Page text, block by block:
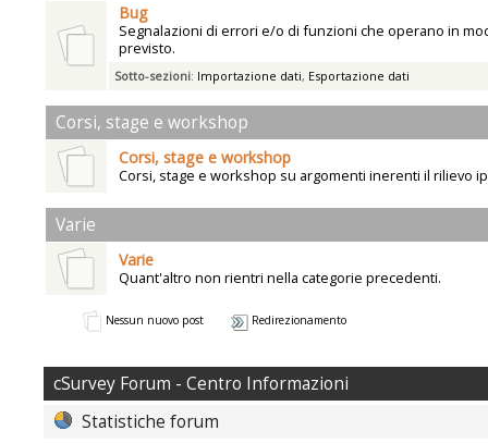
Bug
Segnalazioni di errori e/o di funzioni che operano in
previsto.
Sotto-sezioni: Importazione dati, Esportazione dati
Corsi, stage e workshop
Corsi, stage e workshop
Corsi, stage e workshop su argomenti inerenti il rilievo
Varie
Varie
Quant'altro non rientri nella categorie precedenti.
Nessun nuovo post Redirezionamento
cSurvey Forum - Centro Informazioni
Statistiche forum